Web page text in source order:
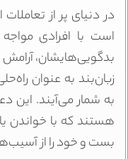
در دنیای پر از
است با افرادی
بدگویی‌هایشان، آرامش
زبان‌بند به عنوان
به شمار می‌آیند. این
هستند که با خواندن
بست و خود را از